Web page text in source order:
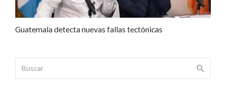
Guatemala detecta nuevas fallas tectónicas